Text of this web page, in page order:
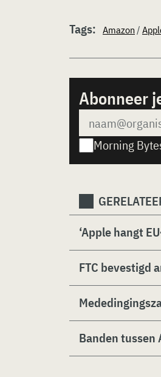
Tags: Amazon /
Abonneer
Morning
‘Apple hangt
FTC bevestigd
Banden tussen